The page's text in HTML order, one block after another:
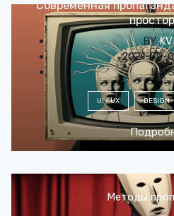
Современная
BY
2021-09-
UI / UX DESIGN
Методы